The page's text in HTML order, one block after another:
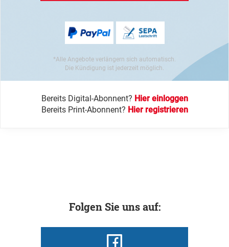
*Alle Angebote verlängern sich automatisch.
Die Kündigung ist jederzeit möglich.
Bereits Digital-Abonnent? Hier einloggen
Bereits Print-Abonnent? Hier registrieren
Folgen Sie uns auf: